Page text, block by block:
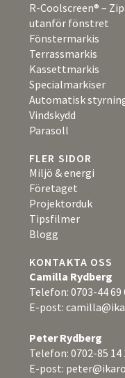
R-Coolscreen® –
utanför fönstret
Fönstermarkis
Terrassmarkis
Kassettmarkis
Specialmarkiser
Automatisk
Vindskydd
Parasoll
FLER SIDOR
Miljö & energi
Företaget
Projektorduk
Tipsfilmer
Blogg
KONTAKTA OSS
Camilla Rydberg
Telefon: 0703-44 69
E-post:
Peter Rydberg
Telefon: 0702-85 14
E-post: